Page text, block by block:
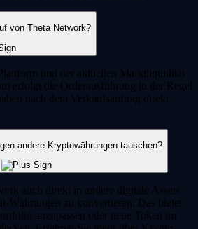
von Theta Network?
und der aktuellen Marktliquidität
erfolgt die Orderausführung in der Regel
nach dem Verkaufsauftrag direkt
andere Kryptowährungen tauschen?
auch direkt in andere digitale Assets
Währungen zu konvertieren. Das bietet
anzupassen oder neue Token im